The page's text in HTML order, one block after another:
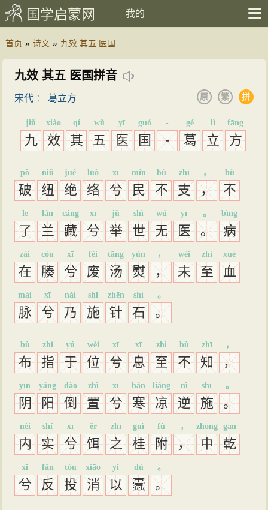
国学启蒙网 我的
首页 » 诗文 » 九效 其五 医国
九效 其五 医国拼音
宋代 ：葛立方 拼
繁
原
九
jiǔ
效
xiào
其
qí
五
wǔ
医
yī
国
guó
-
-
葛
gé
立
lì
方
fāng
破
pò
纽
niǔ
绝
jué
络
luò
兮
xī
民
mín
不
bù
支
zhī
，
，
不
bù
了
le
兰
lán
藏
cáng
兮
xī
举
jǔ
世
shì
无
wú
医
yī
。
。
病
bìng
在
zài
腠
còu
兮
xī
废
fèi
汤
tāng
熨
yùn
，
，
未
wèi
至
zhì
血
xuè
脉
mài
兮
xī
乃
nǎi
施
shī
针
zhēn
石
shí
。
。
布
bù
指
zhǐ
于
yú
位
wèi
兮
xī
息
xī
至
zhì
不
bù
知
zhī
，
，
阴
yīn
阳
yáng
倒
dào
置
zhì
兮
xī
寒
hán
凉
liáng
逆
nì
施
shī
。
。
内
nèi
实
shí
兮
xī
饵
ěr
之
zhī
桂
guì
附
fù
，
，
中
zhōng
乾
gān
兮
xī
反
fǎn
投
tóu
消
xiāo
以
yǐ
蠹
dù
。
。